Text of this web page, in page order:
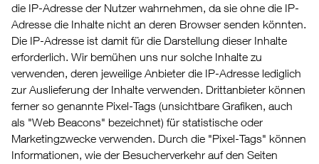
die IP-Adresse der Nutzer wahrnehmen, da sie ohne die IP-
Adresse die Inhalte nicht an deren Browser senden könnten.
Die IP-Adresse ist damit für die Darstellung dieser Inhalte
erforderlich. Wir bemühen uns nur solche Inhalte zu
verwenden, deren jeweilige Anbieter die IP-Adresse lediglich
zur Auslieferung der Inhalte verwenden. Drittanbieter können
ferner so genannte Pixel-Tags (unsichtbare Grafiken, auch
als "Web Beacons" bezeichnet) für statistische oder
Marketingzwecke verwenden. Durch die "Pixel-Tags" können
Informationen, wie der Besucherverkehr auf den Seiten